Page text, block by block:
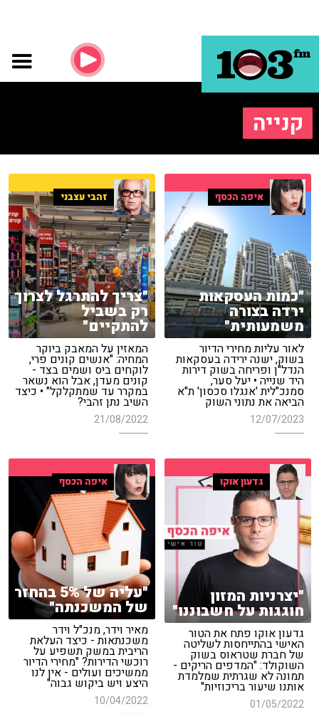
קנייה
איפה הכסף
"כמות העסקאות
ירדה בצורה
משמעותית"
לאור עליות מחירי הדיור
בשוק, ישנה ירידה בעסקאות
הנדל"ן ופריחה בשוק דירות
היד שנייה • יעל סער,
סמנכ"לית 'אנגלו סכסון' ת"א
הביאה את נתוני השוק
12/07/2023
זהבי עצבני
"צריך להתרגל לצרוך
רק בשביל
להתקיים"
המאזין על המאבק ביוקר
המחיה: "אנשים קונים פרי,
לוקחים ביס ושמים בצד -
קונים מעדן, אבל הוא נשאר
במקרר עד שמתקלקל" • כיצד
השיב נתן זהבי?
21/08/2022
גדעון אוקו
"יצרניות המזון
חוגגות על חשבוננו"
גדעון אוקו פתח את הטור
האישי בהתייחסות לשליטה
של חברת שטראוס בשוק
השוקולד: "המדפים הריקים -
תמונה לא שגרתית שמלמדת
אותנו שיעור בריכוזיות"
01/05/2022
איפה הכסף
"עליה של 5% בהחזר
של המשכנתה"
מאיר וידר, מנכ"ל וידר
משכנתאות - כיצד העלאת
הריבית במשק תשפיע על
רוכשי הדירות? "מחירי הדיור
ממשיכים ועולים - אין לנו
היצע ויש ביקוש גבוה"
10/04/2022